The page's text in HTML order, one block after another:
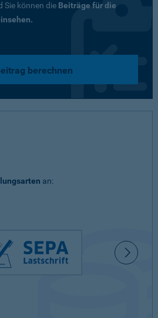
Sie können die Beiträge für die
berechnen
an: